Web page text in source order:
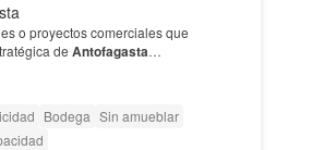
o proyectos comerciales que
de Antofagasta…
Bodega Sin amueblar